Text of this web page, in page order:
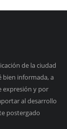
de la ciudad
bien informada, a
expresión y por
al desarrollo
postergado